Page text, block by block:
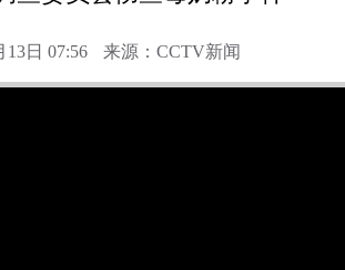
13日 07:56 来源：CCTV新闻